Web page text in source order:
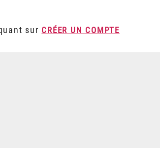
sur CRÉER UN COMPTE